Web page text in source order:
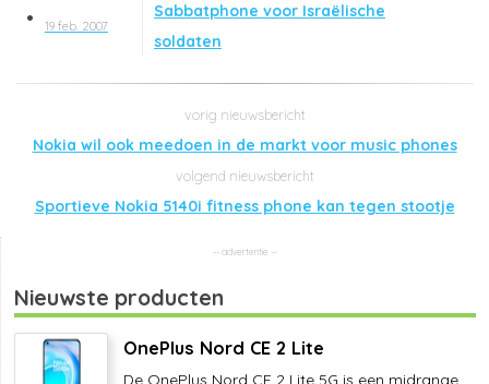
19 feb. 2007
Sabbatphone voor Israëlische
soldaten
Nokia wil ook meedoen in de markt voor music phones
Sportieve Nokia 5140i fitness phone kan tegen stootje
Nieuwste producten
OnePlus Nord CE 2 Lite
De OnePlus Nord CE 2 Lite 5G is een midrange